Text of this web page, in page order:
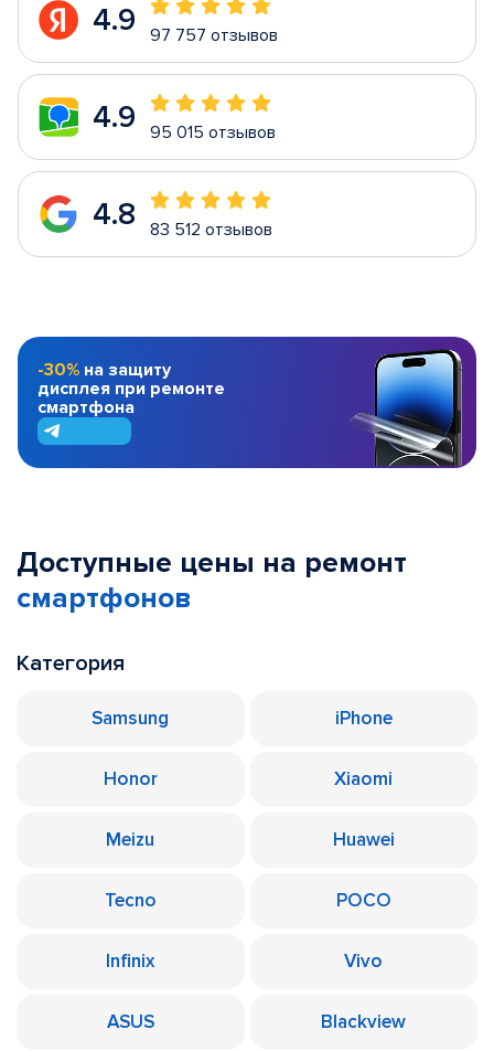
4.9 97 757 отзывов
4.9 95 015 отзывов
4.8 83 512 отзывов
-30% на защиту
дисплея при ремонте
смартфона
Доступные цены на ремонт
смартфонов
Категория
Samsung iPhone
Honor Xiaomi
Meizu Huawei
Tecno POCO
Infinix Vivo
ASUS Blackview